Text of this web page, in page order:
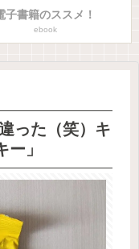
子書籍のススメ！
ebook
った（笑）キ
」